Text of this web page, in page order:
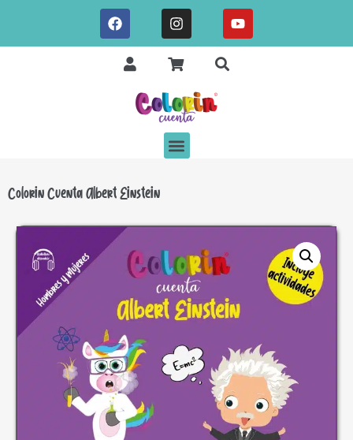
Colorin Cuenta Albert Einstein